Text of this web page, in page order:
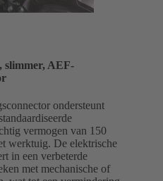
slimmer, AEF-
ondersteunt
vermogen van 150
werktuig. De elektrische
in een verbeterde
met mechanische of